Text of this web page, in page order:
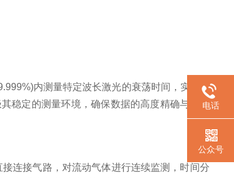
内测量特定波长激光的衰荡时间，实现对
稳定的测量环境，确保数据的高度精确与可重
连接气路，对流动气体进行连续监测，时间分
电话
公众号